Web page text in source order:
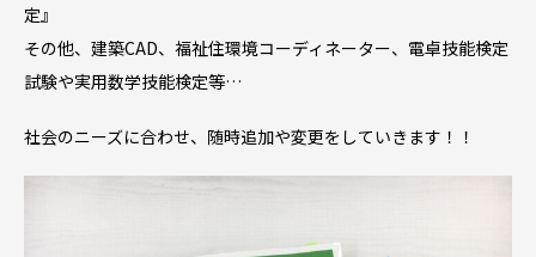
定』
その他、建築CAD、福祉住環境コーディネーター、電卓技能検定
試験や実用数学技能検定等…
社会のニーズに合わせ、随時追加や変更をしていきます！！